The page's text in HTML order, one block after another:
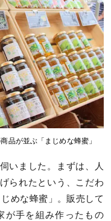
品が並ぶ「まじめな蜂蜜」
いました。まずは、人
られたという、こだわ
めな蜂蜜」。販売して
が手を組み作ったもの